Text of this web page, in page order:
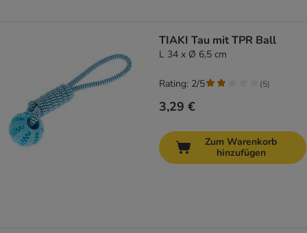
TIAKI Tau mit TPR Ball
L 34 x Ø 6,5 cm
3,29 €
Rating: 2/5 (5)
Zum Warenkorb
hinzufügen